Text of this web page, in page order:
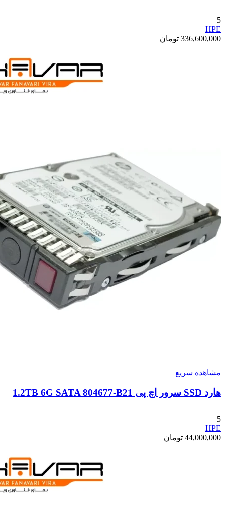
5
HPE
336,600,000 تومان
مشاهده سریع
هارد SSD سرور اچ پی 1.2TB 6G SATA 804677-B21
5
HPE
44,000,000 تومان